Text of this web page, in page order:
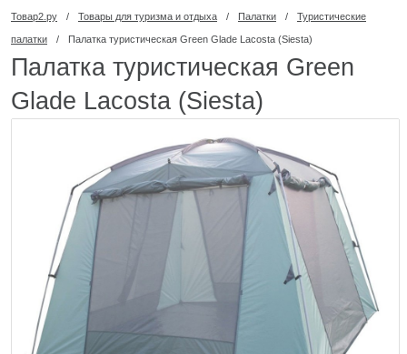
Товар2.ру / Товары для туризма и отдыха / Палатки / Туристические
палатки / Палатка туристическая Green Glade Lacosta (Siesta)
Палатка туристическая Green
Glade Lacosta (Siesta)